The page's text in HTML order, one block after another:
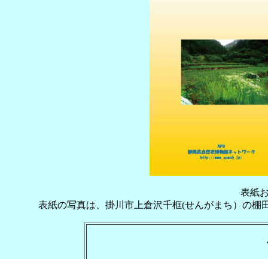
表紙
表紙の写真は、掛川市上倉沢千框(せんがまち）の